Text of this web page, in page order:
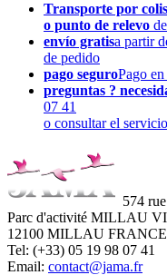
Transporte por
o punto de relevo
envío gratisa partir
de pedido
pago seguroPago
preguntas ?
07 41
o consultar el
574
Parc d'activité MILLAU
12100 MILLAU FRANCE
Tel: (+33) 05 19 98 07 41
Email: contact@jama.fr